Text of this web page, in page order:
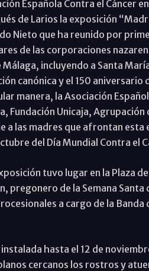
Española Contra el Cáncer
de Larios la exposición
Nieto que ha reunido por
de las corporaciones
Málaga, incluyendo a Santa
canónica y el 150
manera, la Asociación
Fundación Unicaja, Agrupación
a las madres que afrontan
del Día Mundial Contra el
tuvo lugar en la Plaza
pregonero de la Semana
a cargo de la Banda
hasta el 12 de
cercanos los rostros y